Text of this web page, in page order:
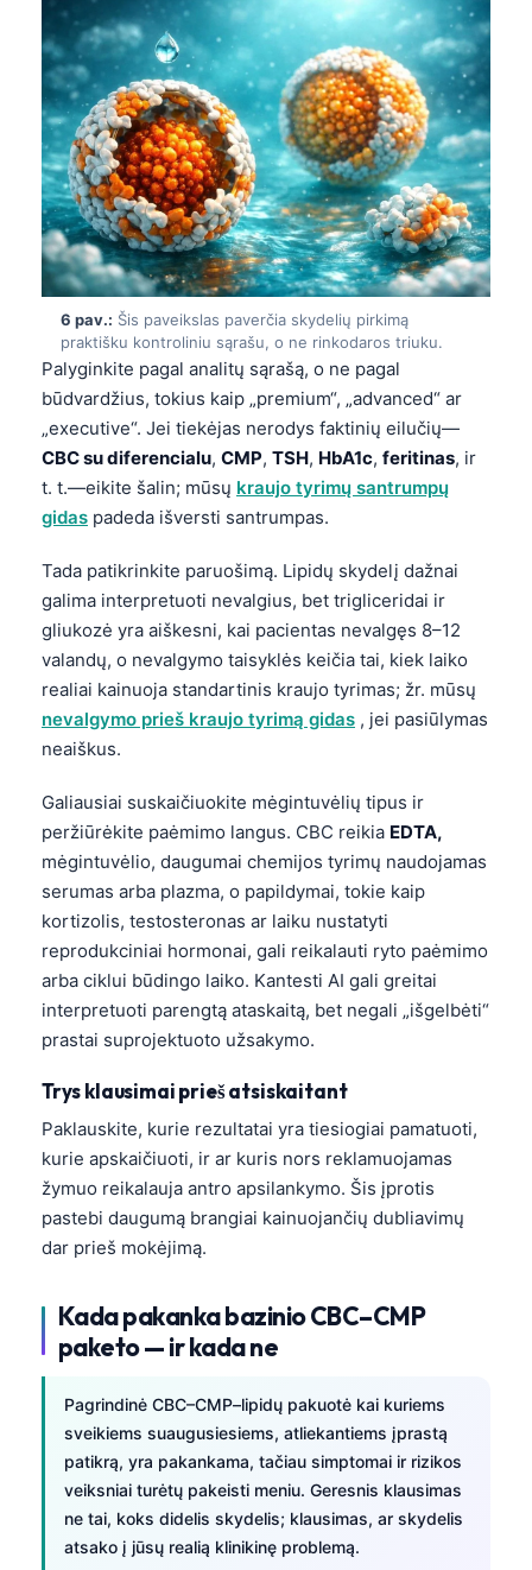
6 pav.: Šis paveikslas paverčia skydelių pirkimą
praktišku kontroliniu sąrašu, o ne rinkodaros triuku.
Palyginkite pagal analitų sąrašą, o ne pagal
būdvardžius, tokius kaip „premium“, „advanced“ ar
„executive“. Jei tiekėjas nerodys faktinių eilučių—
CBC su diferencialu, CMP, TSH, HbA1c, feritinas, ir
t. t.—eikite šalin; mūsų kraujo tyrimų santrumpų
gidas padeda išversti santrumpas.
Tada patikrinkite paruošimą. Lipidų skydelį dažnai
galima interpretuoti nevalgius, bet trigliceridai ir
gliukozė yra aiškesni, kai pacientas nevalgęs 8–12
valandų, o nevalgymo taisyklės keičia tai, kiek laiko
realiai kainuoja standartinis kraujo tyrimas; žr. mūsų
nevalgymo prieš kraujo tyrimą gidas , jei pasiūlymas
neaiškus.
Galiausiai suskaičiuokite mėgintuvėlių tipus ir
peržiūrėkite paėmimo langus. CBC reikia EDTA,
mėgintuvėlio, daugumai chemijos tyrimų naudojamas
serumas arba plazma, o papildymai, tokie kaip
kortizolis, testosteronas ar laiku nustatyti
reprodukciniai hormonai, gali reikalauti ryto paėmimo
arba ciklui būdingo laiko. Kantesti AI gali greitai
interpretuoti parengtą ataskaitą, bet negali „išgelbėti“
prastai suprojektuoto užsakymo.
Trys klausimai prieš atsiskaitant
Paklauskite, kurie rezultatai yra tiesiogiai pamatuoti,
kurie apskaičiuoti, ir ar kuris nors reklamuojamas
žymuo reikalauja antro apsilankymo. Šis įprotis
pastebi daugumą brangiai kainuojančių dubliavimų
dar prieš mokėjimą.
Kada pakanka bazinio CBC–CMP
paketo — ir kada ne
Pagrindinė CBC–CMP–lipidų pakuotė kai kuriems
sveikiems suaugusiesiems, atliekantiems įprastą
patikrą, yra pakankama, tačiau simptomai ir rizikos
veiksniai turėtų pakeisti meniu. Geresnis klausimas
ne tai, koks didelis skydelis; klausimas, ar skydelis
atsako į jūsų realią klinikinę problemą.
Occitan
العربية المغربية
Afrikaans
Монгол
ພາສາລາວ
Basa Jawa
Cebuano
Кыргызча
Татар теле
Беларуская мова
Esperanto
Frysk
Ślōnskŏ gŏdka
Norsk bokmål